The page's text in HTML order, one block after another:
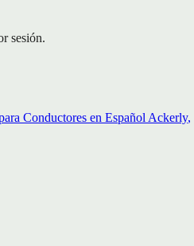
sesión.
Conductores en Español Ackerly,